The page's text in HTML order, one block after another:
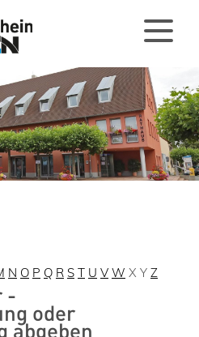
N O P Q R S T U V W X Y Z
-
oder